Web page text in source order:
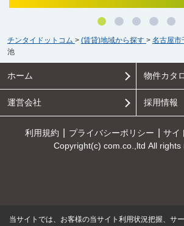
チンタイドットコム > (賃貸)地域から探す > 名古屋市
池
ホーム 物件カタ
運営会社 採用情報
利用規約 プライバシーポリシー サイ
Copyright(c) com.co.,ltd All rights
当サイトでは、お客様の当サイト利用状況把握、サ